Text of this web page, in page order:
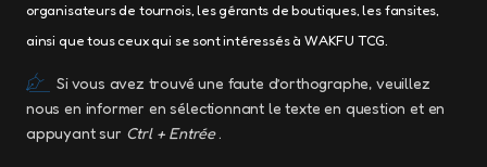
organisateurs de tournois, les gérants de boutiques, les fansites,
ainsi que tous ceux qui se sont intéressés à WAKFU TCG.
Si vous avez trouvé une faute d’orthographe, veuillez
nous en informer en sélectionnant le texte en question et en
appuyant sur Ctrl + Entrée.